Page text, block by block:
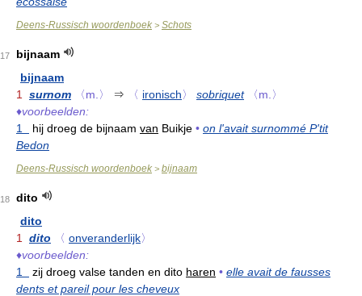
Deens-Russisch woordenboek > Schots
17
bijnaam
bijnaam
1
surnom 〈m.〉 ⇒ 〈 ironisch〉 sobriquet
〈m.〉
♦voorbeelden:
1
hij droeg de bijnaam van Buikje • on l'avait surnommé P'tit
Bedon
Deens-Russisch woordenboek > bijnaam
18
dito
dito
1
dito 〈 onveranderlijk〉
♦voorbeelden:
1
zij droeg valse tanden en dito haren • elle avait de fausses
dents et pareil pour les cheveux